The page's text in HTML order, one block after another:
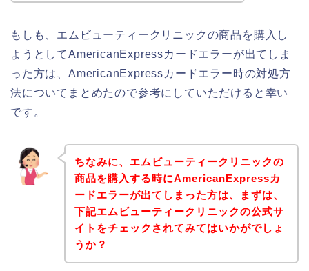
もしも、エムビューティークリニックの商品を購入し
ようとしてAmericanExpressカードエラーが出てしま
った方は、AmericanExpressカードエラー時の対処方
法についてまとめたので参考にしていただけると幸い
です。
ちなみに、エムビューティークリニックの
商品を購入する時にAmericanExpressカ
ードエラーが出てしまった方は、まずは、
下記エムビューティークリニックの公式サ
イトをチェックされてみてはいかがでしょ
うか？